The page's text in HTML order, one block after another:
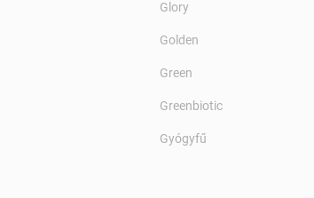
Glory
Golden
Green
Greenbiotic
Gyógyfű